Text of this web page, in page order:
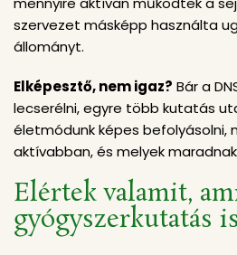
szervezet másképp használta
állományt.
Elképesztő, nem igaz? Bár a
lecserélni, egyre több kutatás
életmódunk képes befolyásolni,
aktívabban, és melyek
Elértek valamit,
gyógyszerkutatás